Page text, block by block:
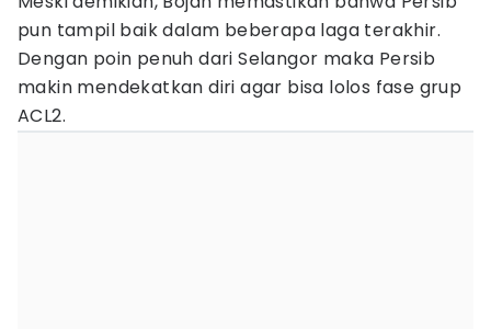
pun tampil baik dalam beberapa laga terakhir.
Dengan poin penuh dari Selangor maka Persib
makin mendekatkan diri agar bisa lolos fase grup
ACL2.